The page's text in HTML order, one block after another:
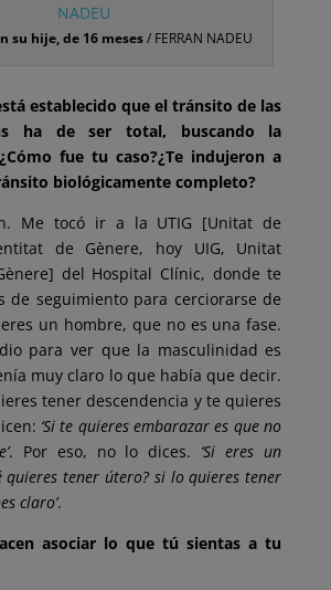
su hije, de 16 meses/ FERRAN NADEU
establecido que el tránsito de las
ha de ser total, buscando la
fue tu caso?¿Te indujeron a
biológicamente completo?
Me tocó ir a la UTIG [Unitat de
de Gènere, hoy UIG, Unitat
del Hospital Clínic, donde te
de seguimiento para cerciorarse de
un hombre, que no es una fase.
para ver que la masculinidad es
muy claro lo que había que decir.
tener descendencia y te quieres
‘Si te quieres embarazar es que no
. Por eso, no lo dices. ‘Si eres un
quieres tener útero? si lo quieres tener
claro’.
asociar lo que tú sientas a tu